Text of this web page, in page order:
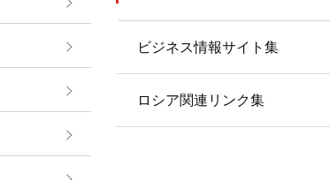
ビジネス情報サイト集
ロシア関連リンク集